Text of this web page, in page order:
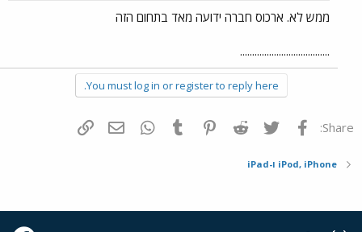
ממש לא. ארכוס חברה ידועה מאד בתחום הזה
.....................................
You must log in or register to reply here.
Share: פייסבוק Twitter
Reddit
Pinterest
Tumblr
WhatsAppדואר אלקטרוני
iPod, iPhone ו-iPad